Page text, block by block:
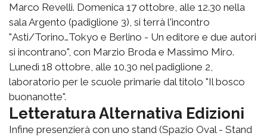
Marco Revelli. Domenica 17 ottobre, alle 12.30 nella
sala Argento (padiglione 3), si terrà l'incontro
"Asti/Torino…Tokyo e Berlino - Un editore e due autori
si incontrano", con Marzio Broda e Massimo Miro.
Lunedì 18 ottobre, alle 10.30 nel padiglione 2,
laboratorio per le scuole primarie dal titolo "Il bosco
buonanotte".
Letteratura Alternativa Edizioni
Infine presenzierà con uno stand (Spazio Oval - Stand